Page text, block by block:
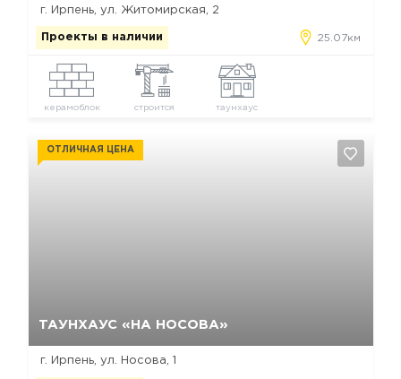
г. Ирпень, ул. Житомирская, 2
Проекты в наличии 25.07км
керамоблок строится таунхаус
ТАУНХАУС «НА НОСОВА»
ОТЛИЧНАЯ ЦЕНА
г. Ирпень, ул. Носова, 1